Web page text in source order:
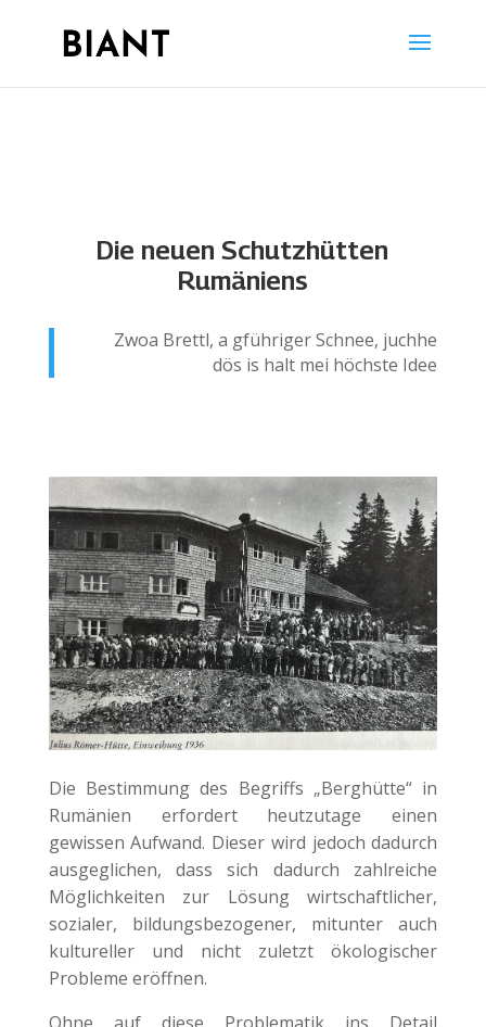
Die neuen Schutzhütten
Rumäniens
Zwoa Brettl, a gführiger Schnee, juchhe
dös is halt mei höchste Idee
Die Bestimmung des Begriffs „Berghütte“ in
Rumänien erfordert heutzutage einen
gewissen Aufwand. Dieser wird jedoch dadurch
ausgeglichen, dass sich dadurch zahlreiche
Möglichkeiten zur Lösung wirtschaftlicher,
sozialer, bildungsbezogener, mitunter auch
kultureller und nicht zuletzt ökologischer
Probleme eröffnen.